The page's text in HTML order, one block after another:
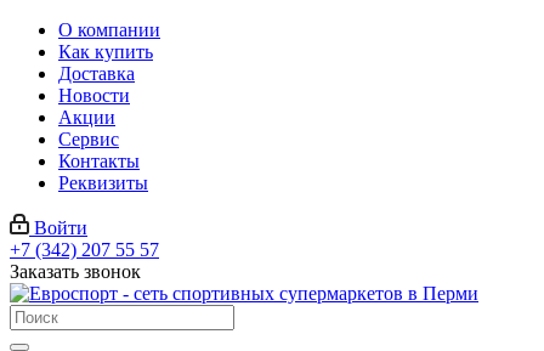
О компании
Как купить
Доставка
Новости
Акции
Сервис
Контакты
Реквизиты
Войти
+7 (342) 207 55 57
Заказать звонок